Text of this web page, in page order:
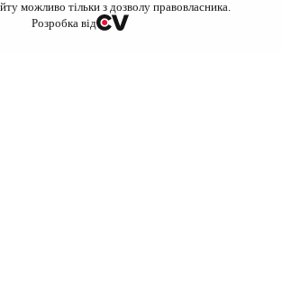
можливо тільки з дозволу правовласника.
Розробка від